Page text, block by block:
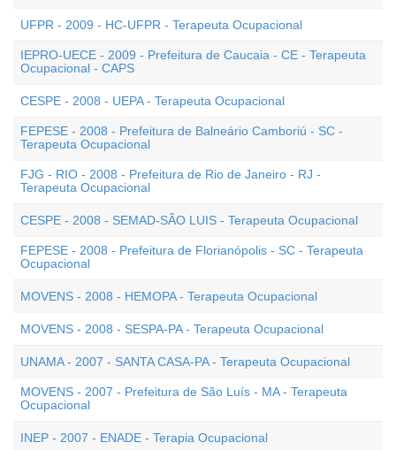
UFPR - 2009 - HC-UFPR - Terapeuta Ocupacional
IEPRO-UECE - 2009 - Prefeitura de Caucaia - CE - Terapeuta
Ocupacional - CAPS
CESPE - 2008 - UEPA - Terapeuta Ocupacional
FEPESE - 2008 - Prefeitura de Balneário Camboriú - SC -
Terapeuta Ocupacional
FJG - RIO - 2008 - Prefeitura de Rio de Janeiro - RJ -
Terapeuta Ocupacional
CESPE - 2008 - SEMAD-SÃO LUIS - Terapeuta Ocupacional
FEPESE - 2008 - Prefeitura de Florianópolis - SC - Terapeuta
Ocupacional
MOVENS - 2008 - HEMOPA - Terapeuta Ocupacional
MOVENS - 2008 - SESPA-PA - Terapeuta Ocupacional
UNAMA - 2007 - SANTA CASA-PA - Terapeuta Ocupacional
MOVENS - 2007 - Prefeitura de São Luís - MA - Terapeuta
Ocupacional
INEP - 2007 - ENADE - Terapia Ocupacional